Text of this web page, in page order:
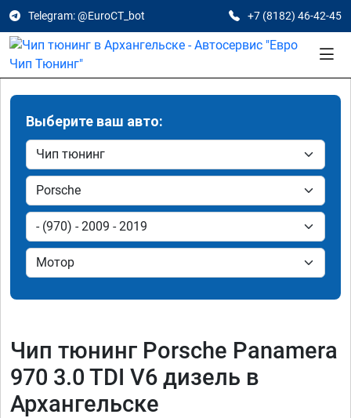
Telegram: @EuroCT_bot +7 (8182) 46-42-45
Выберите ваш авто:
Чип тюнинг Porsche Panamera
970 3.0 TDI V6 дизель в
Архангельске